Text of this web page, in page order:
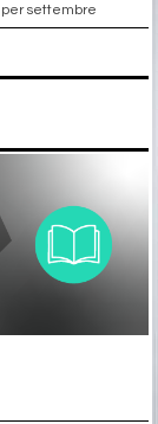
settembre